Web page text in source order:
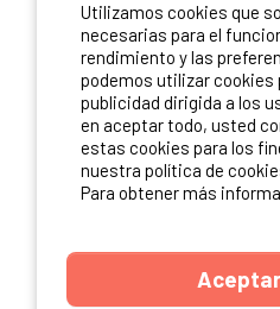
Utilizamos cookies que
necesarias para el
rendimiento y las
podemos utilizar cookies
publicidad dirigida a los
en aceptar todo, usted
estas cookies para los
nuestra política de
Para obtener más